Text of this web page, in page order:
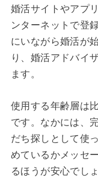
婚活サイトやアプ
ンターネットで登
にいながら婚活が
り、婚活アドバイ
ます。
使用する年齢層は
です。なかには、
だち探しとして使
めているかメッセ
るほうが安心でしょ